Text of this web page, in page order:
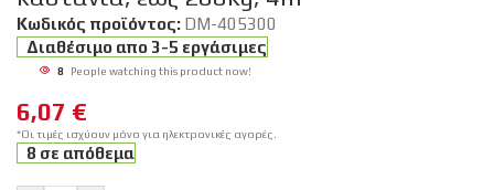
Κωδικός προϊόντος: DM-405300
Διαθέσιμο απο 3-5 εργάσιμες
8 People watching this product now!
6,07 €
*Οι τιμές ισχύουν μόνο για ηλεκτρονικές αγορές.
8 σε απόθεμα